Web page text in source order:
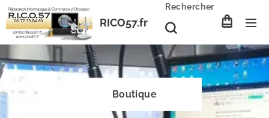
RICO57.fr
Rechercher
Boutique